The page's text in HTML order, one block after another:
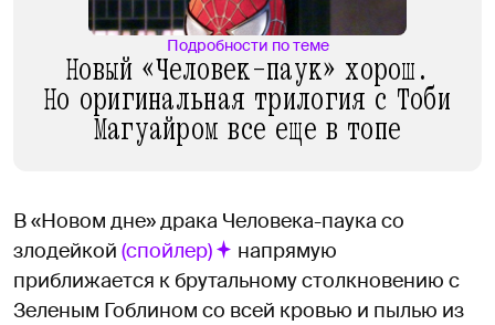
Подробности по теме
Новый «Человек-паук» хорош.
Но оригинальная трилогия с Тоби
Магуайром все еще в топе
В «Новом дне» драка Человека-паука со
злодейкой (спойлер)
напрямую
приближается к брутальному столкновению с
Зеленым Гоблином со всей кровью и пылью из